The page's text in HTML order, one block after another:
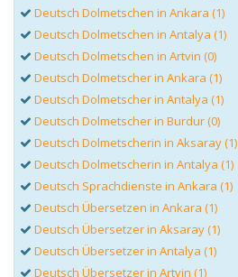
Deutsch Dolmetschen in Ankara (1)
Deutsch Dolmetschen in Antalya (1)
Deutsch Dolmetschen in Artvin (0)
Deutsch Dolmetscher in Ankara (1)
Deutsch Dolmetscher in Antalya (1)
Deutsch Dolmetscher in Burdur (0)
Deutsch Dolmetscherin in Aksaray (1)
Deutsch Dolmetscherin in Antalya (1)
Deutsch Sprachdienste in Ankara (1)
Deutsch Übersetzen in Ankara (1)
Deutsch Übersetzer in Aksaray (1)
Deutsch Übersetzer in Antalya (1)
Deutsch Übersetzer in Artvin (1)